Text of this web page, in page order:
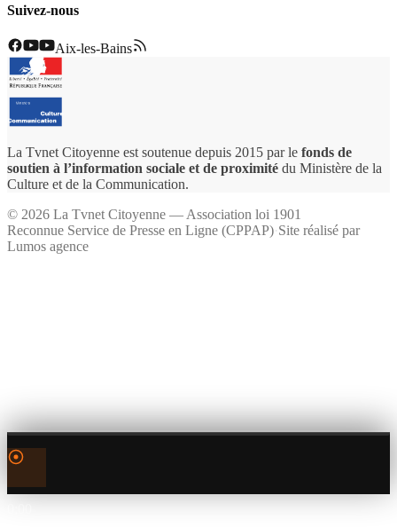
Suivez-nous
Aix-les-Bains
La Tvnet Citoyenne est soutenue depuis 2015 par le fonds de
soutien à l’information sociale et de proximité du Ministère de la
Culture et de la Communication.
© 2026 La Tvnet Citoyenne — Association loi 1901
Reconnue Service de Presse en Ligne (CPPAP)·Site réalisé par
Lumos agence